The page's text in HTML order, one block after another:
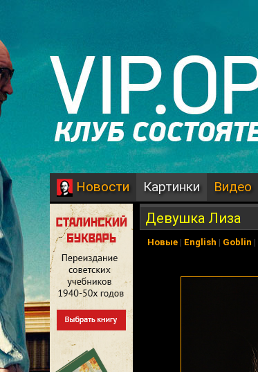
Новости Картинки Видео
Девушка Лиза
Новые| English | Goblin |